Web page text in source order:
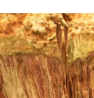
] Organizzare un
] Rifugi e Bivacchi
PICNIC